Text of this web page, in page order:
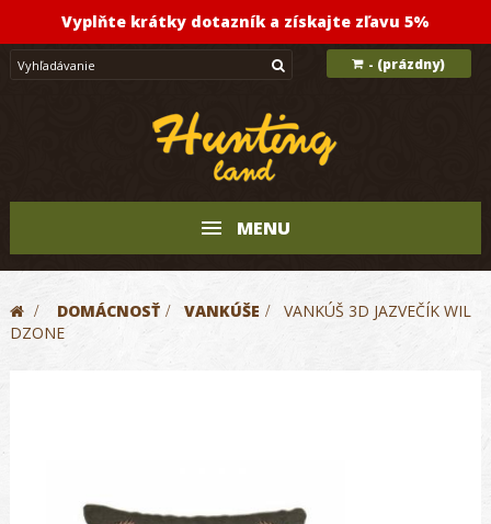
Vyplňte krátky dotazník a získajte zľavu 5%
- (prázdny)
MENU
> DOMÁCNOSŤ > VANKÚŠE >
VANKÚŠ 3D JAZVEČÍK WIL
DZONE